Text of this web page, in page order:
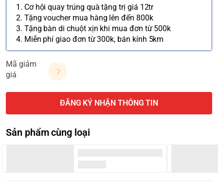
1. Cơ hội quay trúng quà tặng trị giá 12tr
2. Tặng voucher mua hàng lên đến 800k
3. Tặng bàn di chuột xịn khi mua đơn từ 500k
4. Miễn phí giao đơn từ 300k, bán kính 5km
Mã giảm
giá
ĐĂNG KÝ NHẬN THÔNG TIN
Sản phẩm cùng loại